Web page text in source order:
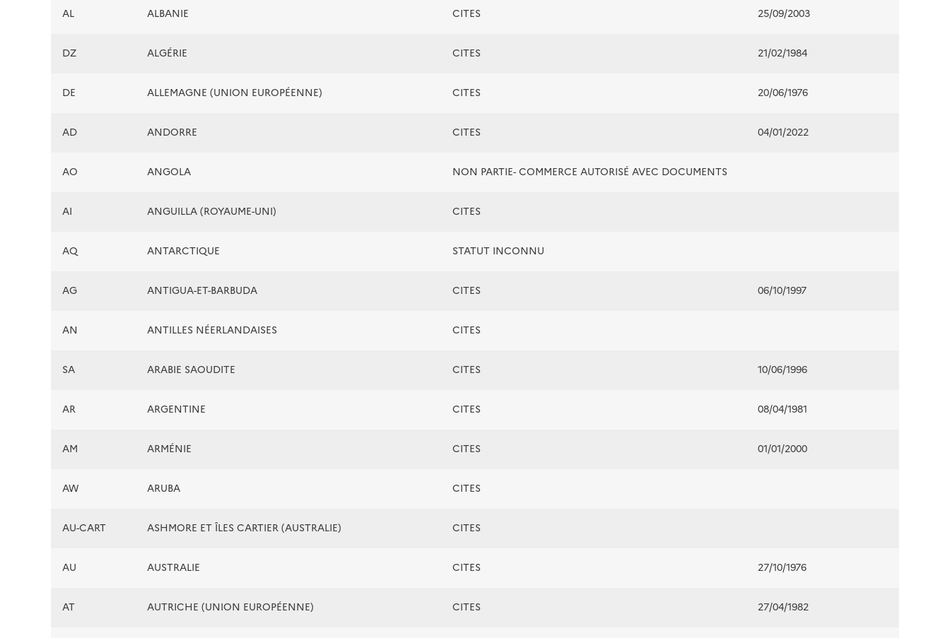
AL ALBANIE CITES 25/09/2003
DZ ALGÉRIE CITES 21/02/1984
DE ALLEMAGNE (UNION EUROPÉENNE) CITES 20/06/1976
AD ANDORRE CITES 04/01/2022
AO ANGOLA NON PARTIE- COMMERCE AUTORISÉ AVEC DOCUMENTS
AI ANGUILLA (ROYAUME-UNI) CITES
AQ ANTARCTIQUE STATUT INCONNU
AG ANTIGUA-ET-BARBUDA CITES 06/10/1997
AN ANTILLES NÉERLANDAISES CITES
SA ARABIE SAOUDITE CITES 10/06/1996
AR ARGENTINE CITES 08/04/1981
AM ARMÉNIE CITES 01/01/2000
AW ARUBA CITES
AU-CART ASHMORE ET ÎLES CARTIER (AUSTRALIE) CITES
AU AUSTRALIE CITES 27/10/1976
AT AUTRICHE (UNION EUROPÉENNE) CITES 27/04/1982